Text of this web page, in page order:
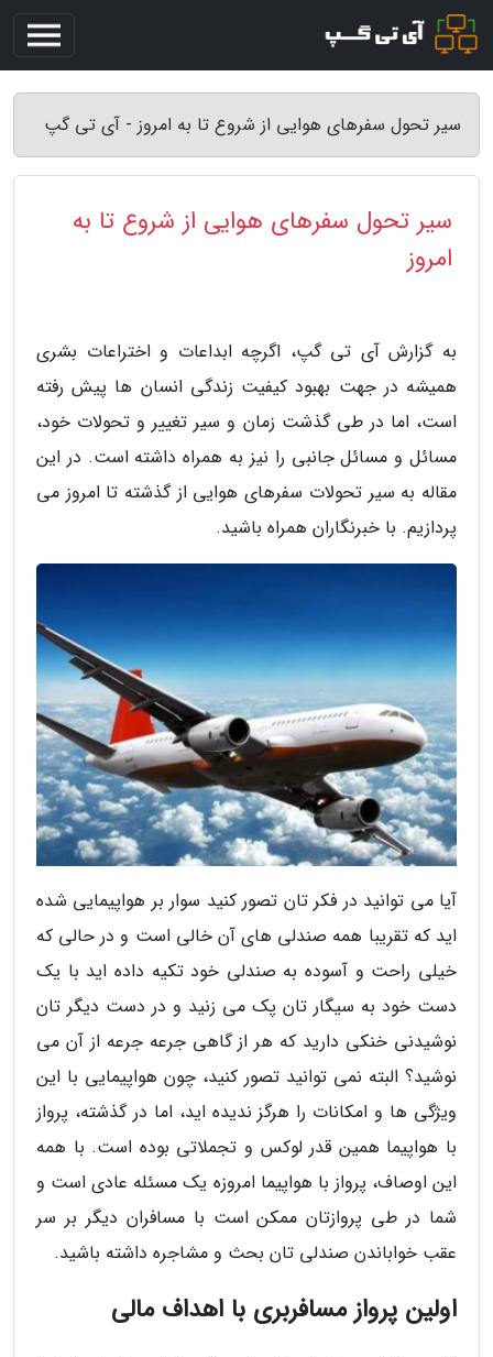
سیر تحول سفرهای هوایی از شروع تا به امروز - آی تی گپ
سیر تحول سفرهای هوایی از شروع تا به
امروز
به گزارش آی تی گپ، اگرچه ابداعات و اختراعات بشری
همیشه در جهت بهبود کیفیت زندگی انسان ها پیش رفته
است، اما در طی گذشت زمان و سیر تغییر و تحولات خود،
مسائل و مسائل جانبی را نیز به همراه داشته است. در این
مقاله به سیر تحولات سفرهای هوایی از گذشته تا امروز می
پردازیم. با خبرنگاران همراه باشید.
آیا می توانید در فکر تان تصور کنید سوار بر هواپیمایی شده
اید که تقریبا همه صندلی های آن خالی است و در حالی که
خیلی راحت و آسوده به صندلی خود تکیه داده اید با یک
دست خود به سیگار تان پک می زنید و در دست دیگر تان
نوشیدنی خنکی دارید که هر از گاهی جرعه جرعه از آن می
نوشید؟ البته نمی توانید تصور کنید، چون هواپیمایی با این
ویژگی ها و امکانات را هرگز ندیده اید، اما در گذشته، پرواز
با هواپیما همین قدر لوکس و تجملاتی بوده است. با همه
این اوصاف، پرواز با هواپیما امروزه یک مسئله عادی است و
شما در طی پروازتان ممکن است با مسافران دیگر بر سر
عقب خواباندن صندلی تان بحث و مشاجره داشته باشید.
اولین پرواز مسافربری با اهداف مالی